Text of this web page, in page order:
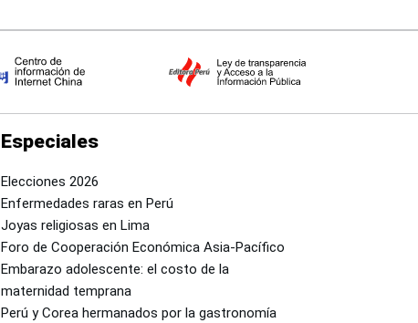
Especiales
Elecciones 2026
Enfermedades raras en Perú
Joyas religiosas en Lima
Foro de Cooperación Económica Asia-Pacífico
Embarazo adolescente: el costo de la
maternidad temprana
Perú y Corea hermanados por la gastronomía